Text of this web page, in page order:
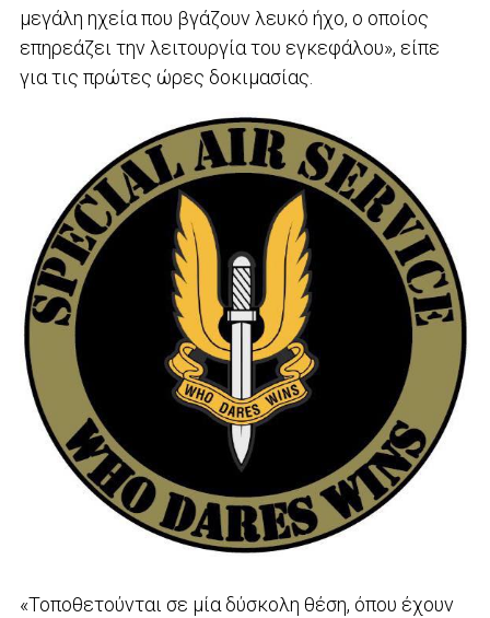
μεγάλη ηχεία που βγάζουν λευκό ήχο, ο οποίος
επηρεάζει την λειτουργία του εγκεφάλου», είπε
για τις πρώτες ώρες δοκιμασίας.
«Τοποθετούνται σε μία δύσκολη θέση, όπου έχουν